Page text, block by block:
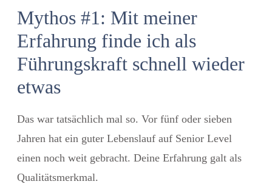
Mythos #1: Mit meiner
Erfahrung finde ich als
Führungskraft schnell wieder
etwas
Das war tatsächlich mal so. Vor fünf oder sieben
Jahren hat ein guter Lebenslauf auf Senior Level
einen noch weit gebracht. Deine Erfahrung galt als
Qualitätsmerkmal.